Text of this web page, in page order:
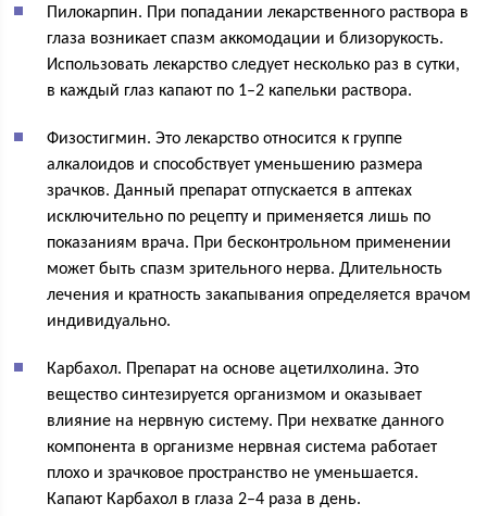
Пилокарпин. При попадании лекарственного раствора в
глаза возникает спазм аккомодации и близорукость.
Использовать лекарство следует несколько раз в сутки,
в каждый глаз капают по 1–2 капельки раствора.
Физостигмин. Это лекарство относится к группе
алкалоидов и способствует уменьшению размера
зрачков. Данный препарат отпускается в аптеках
исключительно по рецепту и применяется лишь по
показаниям врача. При бесконтрольном применении
может быть спазм зрительного нерва. Длительность
лечения и кратность закапывания определяется врачом
индивидуально.
Карбахол. Препарат на основе ацетилхолина. Это
вещество синтезируется организмом и оказывает
влияние на нервную систему. При нехватке данного
компонента в организме нервная система работает
плохо и зрачковое пространство не уменьшается.
Капают Карбахол в глаза 2–4 раза в день.